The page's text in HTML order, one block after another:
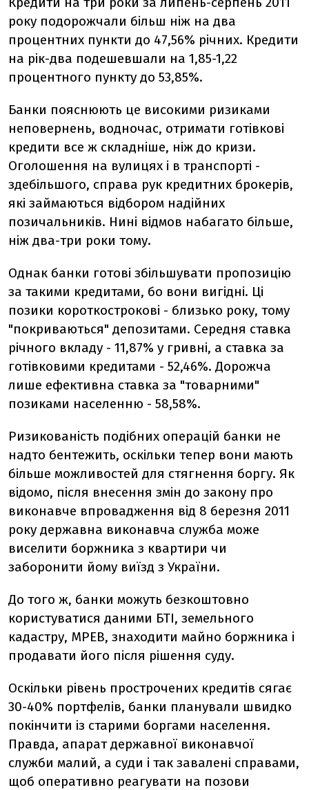
року подорожчали більш ніж на два
процентних пункти до 47,56% річних. Кредити
на рік-два подешевшали на 1,85-1,22
процентного пункту до 53,85%.
Банки пояснюють це високими ризиками
неповернень, водночас, отримати готівкові
кредити все ж складніше, ніж до кризи.
Оголошення на вулицях і в транспорті -
здебільшого, справа рук кредитних брокерів,
які займаються відбором надійних
позичальників. Нині відмов набагато більше,
ніж два-три роки тому.
Однак банки готові збільшувати пропозицію
за такими кредитами, бо вони вигідні. Ці
позики короткострокові - близько року, тому
"покриваються" депозитами. Середня ставка
річного вкладу - 11,87% у гривні, а ставка за
готівковими кредитами - 52,46%. Дорожча
лише ефективна ставка за "товарними"
позиками населенню - 58,58%.
Ризикованість подібних операцій банки не
надто бентежить, оскільки тепер вони мають
більше можливостей для стягнення боргу. Як
відомо, після внесення змін до закону про
виконавче впровадження від 8 березня 2011
року державна виконавча служба може
виселити боржника з квартири чи
заборонити йому виїзд з України.
До того ж, банки можуть безкоштовно
користуватися даними БТІ, земельного
кадастру, МРЕВ, знаходити майно боржника і
продавати його після рішення суду.
Оскільки рівень прострочених кредитів сягає
30-40% портфелів, банки планували швидко
покінчити із старими боргами населення.
Правда, апарат державної виконавчої
служби малий, а суди і так завалені справами,
щоб оперативно реагувати на позови